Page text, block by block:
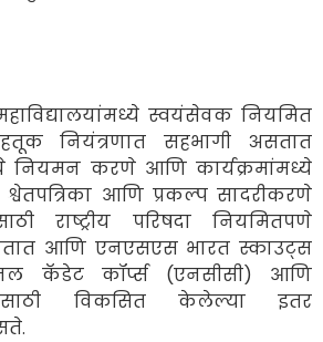
स्वयंसेवक नियमित
नियंत्रणात सहभागी असतात
नियमन करणे आणि कार्यक्रमांमध्ये
आणि प्रकल्प सादरीकरणे
राष्ट्रीय परिषदा नियमितपणे
आणि एनएसएस भारत स्काउट्स
कॅडेट कॉर्प्स (एनसीसी) आणि
विकसित केलेल्या इतर